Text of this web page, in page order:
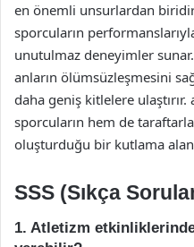
en önemli unsurlardan
sporcuların
unutulmaz deneyimler
anların ölümsüzleşmesini
daha geniş kitlelere
sporcuların hem de
oluşturduğu bir kutlama
SSS (Sıkça
1. Atletizm